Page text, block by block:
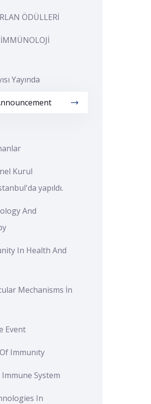
ÖDÜLLERİ
Yayında
Kurul
yapıldı.
And
In Health And
Mechanisms İn
Event
Immunıty
System
In